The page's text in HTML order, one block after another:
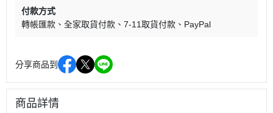
付款方式
轉帳匯款
全家取貨付款 7-11取貨付款 PayPal
分享商品到
商品詳情